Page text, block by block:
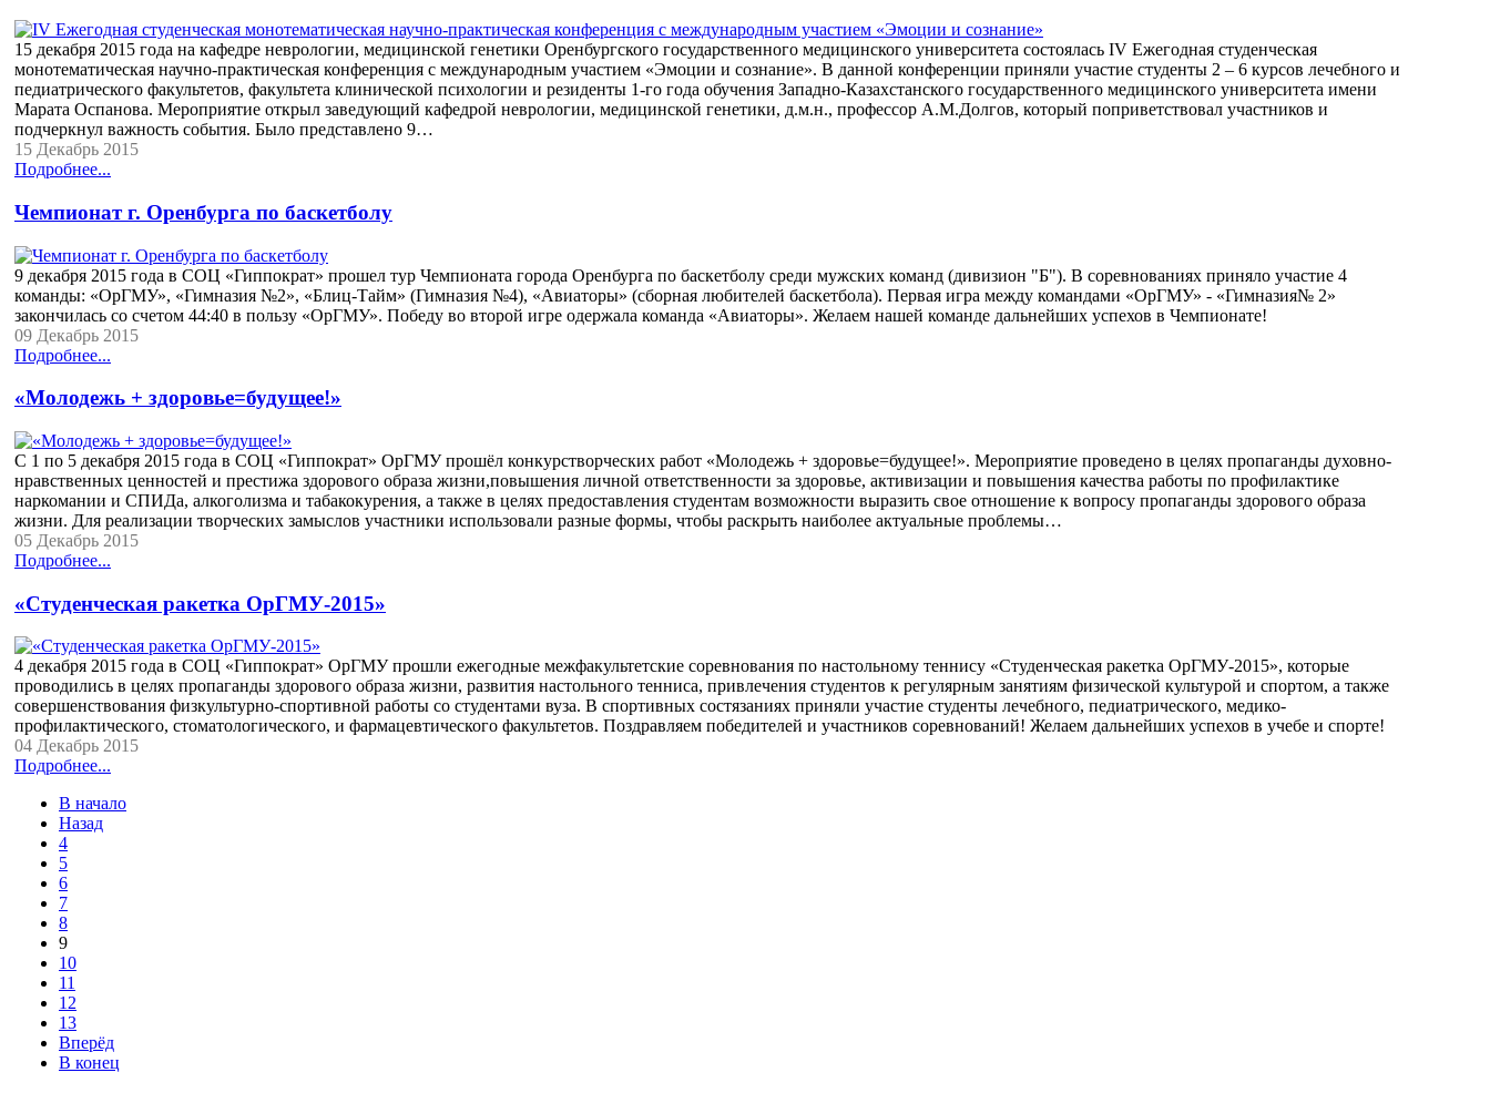
15 декабря 2015 года на кафедре неврологии, медицинской генетики Оренбургского государственного медицинского университета состоялась IV Ежегодная студенческая
монотематическая научно-практическая конференция с международным участием «Эмоции и сознание». В данной конференции приняли участие студенты 2 – 6 курсов лечебного и
педиатрического факультетов, факультета клинической психологии и резиденты 1-го года обучения Западно-Казахстанского государственного медицинского университета имени
Марата Оспанова. Мероприятие открыл заведующий кафедрой неврологии, медицинской генетики, д.м.н., профессор А.М.Долгов, который поприветствовал участников и
подчеркнул важность события. Было представлено 9…
15 Декабрь 2015
Подробнее...
Чемпионат г. Оренбурга по баскетболу
9 декабря 2015 года в СОЦ «Гиппократ» прошел тур Чемпионата города Оренбурга по баскетболу среди мужских команд (дивизион "Б"). В соревнованиях приняло участие 4
команды: «ОрГМУ», «Гимназия №2», «Блиц-Тайм» (Гимназия №4), «Авиаторы» (сборная любителей баскетбола). Первая игра между командами «ОрГМУ» - «Гимназия№ 2»
закончилась со счетом 44:40 в пользу «ОрГМУ». Победу во второй игре одержала команда «Авиаторы». Желаем нашей команде дальнейших успехов в Чемпионате!
09 Декабрь 2015
Подробнее...
«Молодежь + здоровье=будущее!»
С 1 по 5 декабря 2015 года в СОЦ «Гиппократ» ОрГМУ прошёл конкурстворческих работ «Молодежь + здоровье=будущее!». Мероприятие проведено в целях пропаганды духовно-
нравственных ценностей и престижа здорового образа жизни,повышения личной ответственности за здоровье, активизации и повышения качества работы по профилактике
наркомании и СПИДа, алкоголизма и табакокурения, а также в целях предоставления студентам возможности выразить свое отношение к вопросу пропаганды здорового образа
жизни. Для реализации творческих замыслов участники использовали разные формы, чтобы раскрыть наиболее актуальные проблемы…
05 Декабрь 2015
Подробнее...
«Студенческая ракетка ОрГМУ-2015»
4 декабря 2015 года в СОЦ «Гиппократ» ОрГМУ прошли ежегодные межфакультетские соревнования по настольному теннису «Студенческая ракетка ОрГМУ-2015», которые
проводились в целях пропаганды здорового образа жизни, развития настольного тенниса, привлечения студентов к регулярным занятиям физической культурой и спортом, а также
совершенствования физкультурно-спортивной работы со студентами вуза. В спортивных состязаниях приняли участие студенты лечебного, педиатрического, медико-
профилактического, стоматологического, и фармацевтического факультетов. Поздравляем победителей и участников соревнований! Желаем дальнейших успехов в учебе и спорте!
04 Декабрь 2015
Подробнее...
В начало
Назад
4
5
6
7
8
9
10
11
12
13
Вперёд
В конец